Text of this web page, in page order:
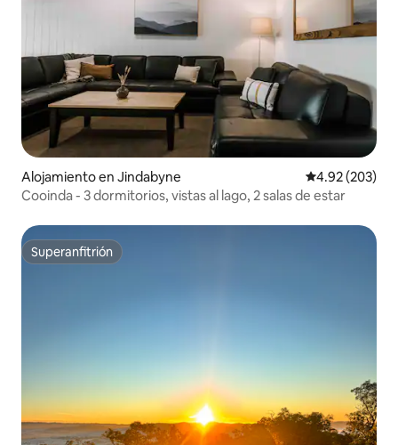
Alojamiento en Jindabyne Calificación
4.92 (203)
Cooinda - 3 dormitorios, vistas al lago, 2 salas de estar
Superanfitrión
Superanfitrión